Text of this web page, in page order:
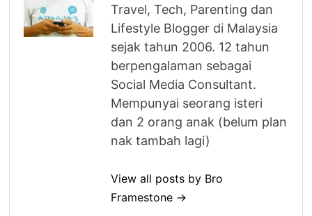
Travel, Tech, Parenting dan
Lifestyle Blogger di Malaysia
sejak tahun 2006. 12 tahun
berpengalaman sebagai
Social Media Consultant.
Mempunyai seorang isteri
dan 2 orang anak (belum plan
nak tambah lagi)
View all posts by Bro
Framestone →